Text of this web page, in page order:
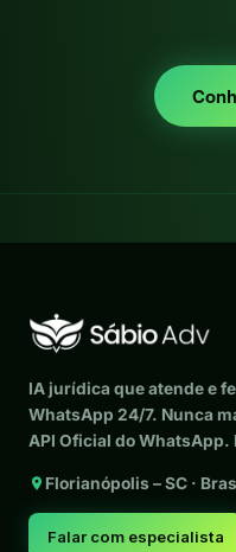
IA jurídica que atende e
WhatsApp 24/7. Nunca
API Oficial do
Florianópolis – SC ·
Falar com especialista